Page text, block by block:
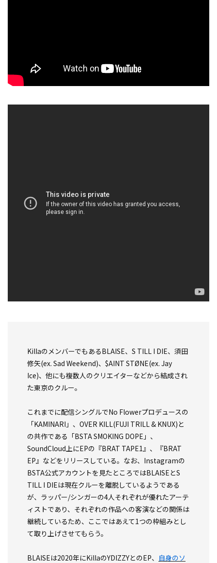
KillaのメンバーでもあるBLAISE、S TILL I DIE、須田
修矢(ex. Sad Weekend)、$AINT STØNE(ex. Jay
Ice)、他にも複数人のクリエイターなどから結成され
た東京のクルー。
これまでに配信シングルでNo Flowerプロデュースの
「KAMINARI」、OVER KILL(FUJI TRILL & KNUX)と
の共作である「BSTA SMOKING DOPE」、
SoundCloud上にEPの『BRAT TAPE1』、『BRAT
EP』などをリリースしている。なお、Instagramの
BSTA公式アカウントを見たところではBLAISEとS
TILL I DIEは現在クルーを離脱しているようである
が、ラッパー/シンガーの4人それぞれが優れたアーテ
ィストであり、それぞれの作品への客演などの関係は
継続しているため、ここではあえて1つの枠組みとし
て取り上げさせてもらう。
BLAISEは2020年にKillaのYDIZZYとのEP、 自身のソ